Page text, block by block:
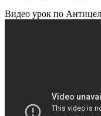
Видео урок по